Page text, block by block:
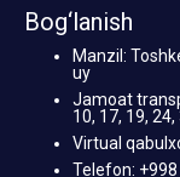
Bog‘lanish
Manzil:
uy
Jamoat
10, 17, 19,
Virtual
Telefon: